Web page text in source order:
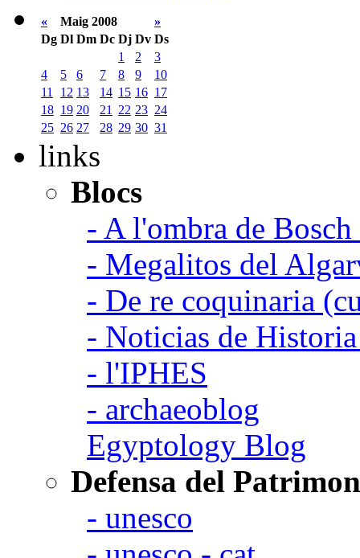
« Maig 2008
»
Dg Dl Dm Dc Dj Dv Ds
1
2
3
4
5 6 7 8 9
10
11
12 13 14 15 16 17
18 19 20 21 22 23 24
25 26 27 28 29 30 31
links
Blocs
- A l'ombra de
- Megalitos del
- De re coquinaria
- Noticias de
- l'IPHES
- archaeoblog
Egyptology Blog
Defensa del
- unesco